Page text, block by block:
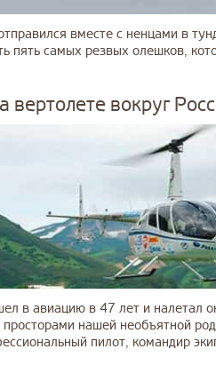
вместе с ненцами в
пять самых резвых олешков,
вертолете вокруг
в авиацию в 47 лет и налетал
нашей необъятной
пилот, командир